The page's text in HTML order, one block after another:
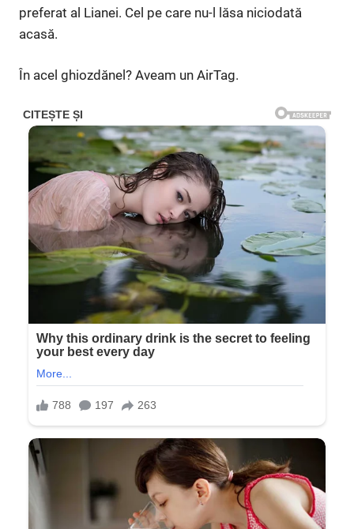
preferat al Lianei. Cel pe care nu-l lăsa niciodată
acasă.
În acel ghiozdănel? Aveam un AirTag.